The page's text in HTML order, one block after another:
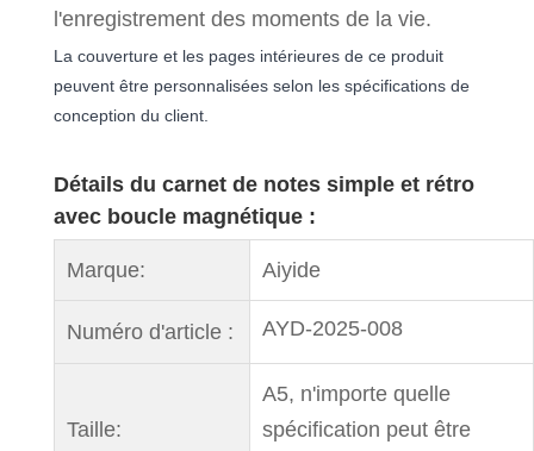
l'enregistrement des moments de la vie.
La couverture et les pages intérieures de ce produit
peuvent être personnalisées selon les spécifications de
conception du client.
Détails du carnet de notes simple et rétro
avec boucle magnétique :
Marque: Aiyide
Numéro d'article : AYD-2025-008
Taille:
A5, n'importe quelle
spécification peut être